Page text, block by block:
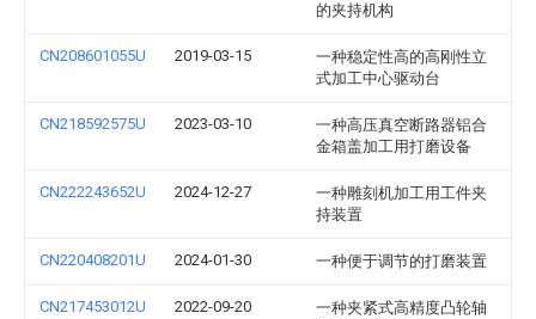
的夹持机构
CN208601055U 2019-03-15
一种稳定性高的高刚性立
式加工中心驱动台
CN218592575U 2023-03-10
一种高压真空断路器铝合
金箱盖加工用打磨设备
CN222243652U 2024-12-27
一种雕刻机加工用工件夹
持装置
CN220408201U 2024-01-30 一种便于调节的打磨装置
CN217453012U 2022-09-20
一种夹紧式高精度凸轮轴